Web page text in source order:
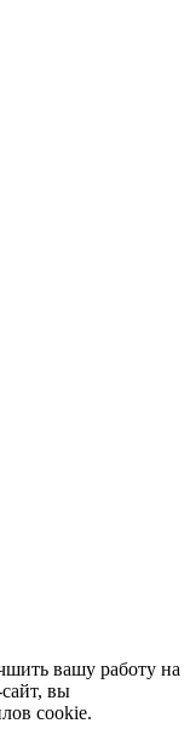
вашу работу на
вы
cookie.